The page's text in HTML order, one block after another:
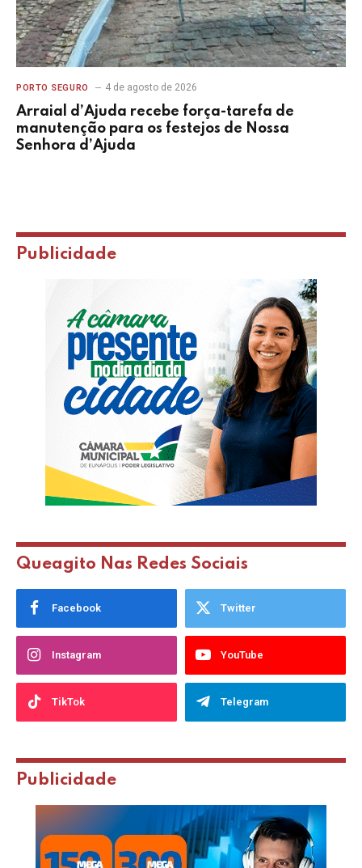
PORTO SEGURO 4 de agosto de 2026
Arraial d’Ajuda recebe força-tarefa de
manutenção para os festejos de Nossa
Senhora d’Ajuda
Publicidade
Queagito Nas Redes Sociais
Facebook Twitter
Instagram YouTube
TikTok Telegram
Publicidade